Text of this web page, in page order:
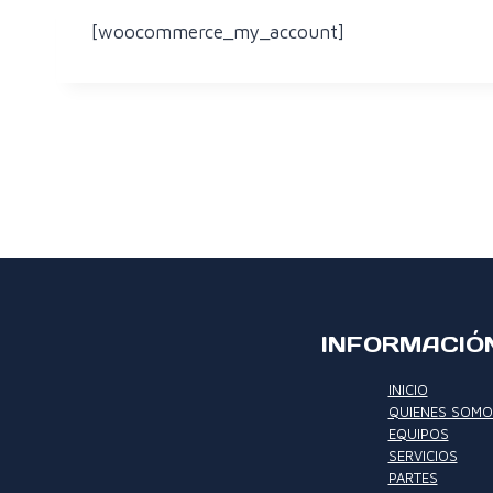
[woocommerce_my_account]
INICIO
QUIENES
EQUIPOS
SERVICIOS
PARTES